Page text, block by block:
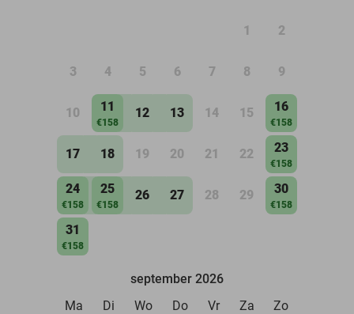
1 2
3 4 5 6 7 8 9
10 11
€158
12 13 14 15 16
€158
17 18 19 20 21 22 23
€158
24
€158
25
€158
26 27 28 29 30
€158
31
€158
september 2026
Ma
Di Wo Do Vr Za Zo